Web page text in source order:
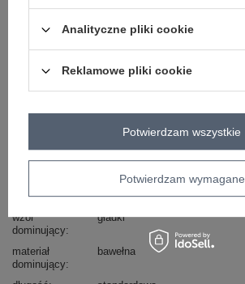
Zadzwoń +48 601 547 740
sposób prania : pranie w pralce w 30°C
Kod produktu
RV-BZ-A852.51
RELEVANCE
typ produktu
bluzka codzienna
casual
okazja
codzienne
wzór
dominujący
gładki
materiał
dominujący
bawełna
Analityczne pliki cookie
Reklamowe pliki cookie
Potwierdzam wymagane
Potwierdzam wszystkie